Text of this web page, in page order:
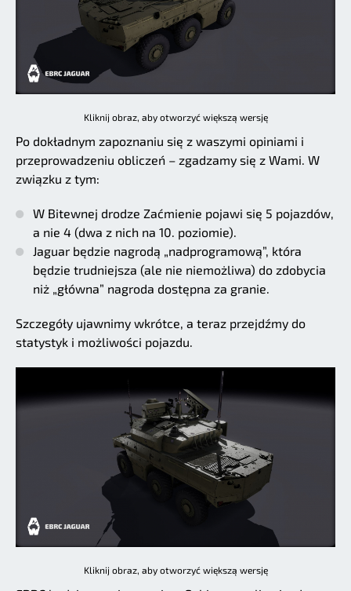
Kliknij obraz, aby otworzyć większą wersję
Po dokładnym zapoznaniu się z waszymi opiniami i
przeprowadzeniu obliczeń – zgadzamy się z Wami. W
związku z tym:
W Bitewnej drodze Zaćmienie pojawi się 5 pojazdów,
a nie 4 (dwa z nich na 10. poziomie).
Jaguar będzie nagrodą „nadprogramową”, która
będzie trudniejsza (ale nie niemożliwa) do zdobycia
niż „główna” nagroda dostępna za granie.
Szczegóły ujawnimy wkrótce, a teraz przejdźmy do
statystyk i możliwości pojazdu.
Kliknij obraz, aby otworzyć większą wersję